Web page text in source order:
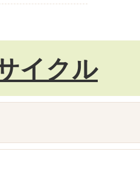
イクル